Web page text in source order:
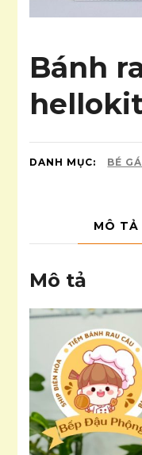
Bánh
DANH MỤC: BÉ
MÔ TẢ
Mô tả